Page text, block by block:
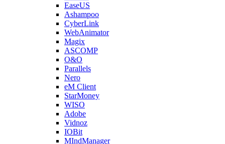
EaseUS
Ashampoo
CyberLink
WebAnimator
Magix
ASCOMP
O&O
Parallels
Nero
eM Client
StarMoney
WISO
Adobe
Vidnoz
IOBit
MIndManager